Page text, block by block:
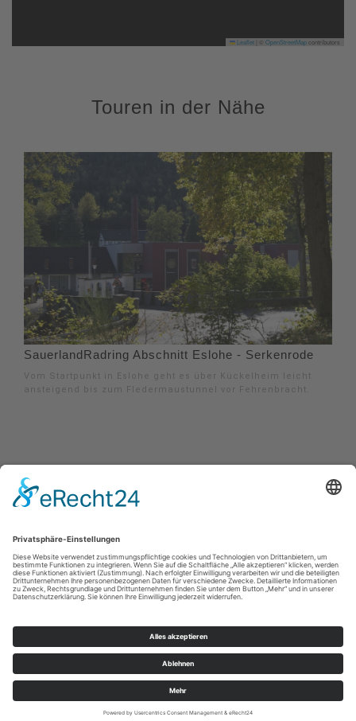
Leaflet OpenStreetMapcontributors
Touren in der Nähe
SauerlandRadring Abschnitt Eslohe - Serkenrode
Vom Startpunkt in Eslohe geht es über Kückelheim leicht
ansteigend bis zum Fledermaustunnel vor Fehrenbracht.
Barrierefreiheitserklärung
Sauerland-Tourismus e.V. Johannes-Hummel-Weg 1 57392 Schmallenberg
Sauerland-Tourismus e.V.
Cookie-Einstellungen